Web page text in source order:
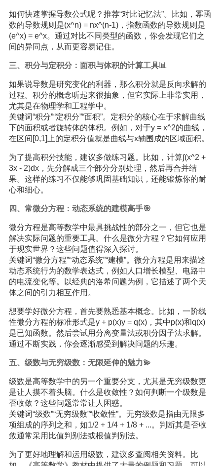
如何快速掌握导数公式呢？推荐“对比记忆法”。比如，幂函
数的导数规则是(x^n) = nx^(n-1)，指数函数的导数规则是
(e^x) = e^x。通过对比不同类型的函数，你会发现它们之
间的异同点，从而更容易记住。
三、积分与定积分：面积与体积的计算工具📊
如果说导数是研究变化的利器，那么积分就是反向求解的
过程。积分的概念听起来很抽象，但它实际上非常实用，
尤其是在物理学和工程学中。
关键词“积分”“定积分”“面积”。定积分的核心在于求解曲线
下的面积或者旋转体的体积。例如，对于y = x^2的曲线，
在区间[0,1]上的定积分值就是曲线与x轴围成的区域面积。
为了提高积分技能，建议多做练习题。比如，计算∫(x^2 +
3x - 2)dx，先分解成三个部分分别处理，然后再合并结
果。这样的练习不仅能够巩固基础知识，还能锻炼你的耐
心和细心。
四、常微分方程：动态系统的建模高手🎯
微分方程是高等数学中最具挑战性的部分之一，但它也是
解决实际问题的重要工具。什么是微分方程？它如何应用
于现实世界？这些问题值得深入探讨。
关键词“微分方程”“动态系统”“建模”。微分方程是用来描述
动态系统行为的数学表达式，例如人口增长模型、电路中
的电流变化等。以经典的洛希问题为例，它描述了两个天
体之间的引力相互作用。
想要学好微分方程，首先要熟悉基本概念。比如，一阶线
性微分方程的标准形式是y + p(x)y = q(x)，其中p(x)和q(x)
是已知函数。然后尝试用分离变量法或积分因子法求解。
通过不断实践，你会逐渐感受到解决问题的乐趣。
五、级数与无穷级数：无限延伸的魅力💫
级数是高等数学中的另一个重要分支，尤其是无穷级数更
是让人摸不着头脑。什么是收敛性？如何判断一个级数是
否收敛？这些问题常常让人困惑。
关键词“级数”“无穷级数”“收敛性”。无穷级数是指由无限多
项组成的序列之和，如1/2 + 1/4 + 1/8 + ...。判断其是否收
敛通常采用比值判别法或根值判别法。
为了更好地理解和运用级数，建议多查阅相关资料。比